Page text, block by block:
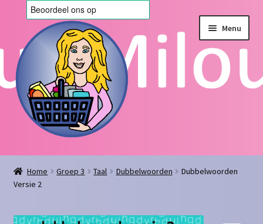
door
naar
navigatie
de
inhoud
Menu
Home
Afrekenen
Algemene voorwaarden
Home Groep 3 Taal Dubbelwoorden
Dubbelwoorden
Versie 2